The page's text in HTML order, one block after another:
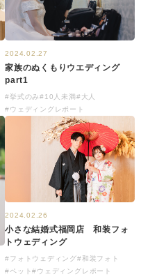
2024.02.27
家族のぬくもりウエディング
part1
#挙式のみ#10人未満#大人
#ウェディングレポート
2024.02.26
小さな結婚式福岡店 和装フォ
トウェディング
#フォトウェディング#和装フォト
#ペット#ウェディングレポート